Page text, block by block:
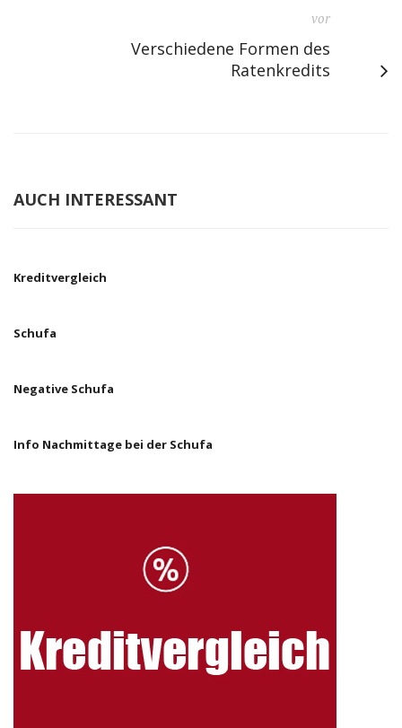
vor
Verschiedene Formen des
Ratenkredits
AUCH INTERESSANT
Kreditvergleich
Schufa
Negative Schufa
Info Nachmittage bei der Schufa